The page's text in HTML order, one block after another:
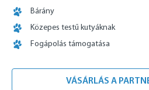
Bárány
Közepes testű kutyáknak
Fogápolás támogatása
VÁSÁRLÁS A